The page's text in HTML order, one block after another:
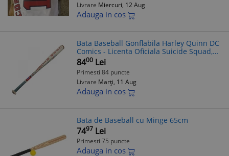
Livrare Miercuri, 12 Aug
Adauga in cos
Bata Baseball Gonflabila Harley Quinn DC
Comics - Licenta Oficiala Suicide Squad,
Latex
8400 Lei
Primesti 84 puncte
Livrare Marți, 11 Aug
Adauga in cos
Bata de Baseball cu Minge 65cm
7497 Lei
Primesti 75 puncte
Adauga in cos